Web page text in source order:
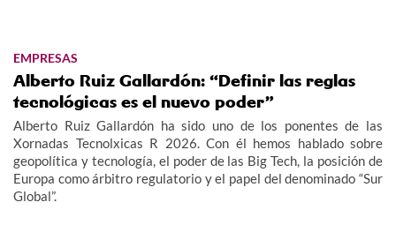
EMPRESAS
Alberto Ruiz Gallardón: “Definir las reglas
tecnológicas es el nuevo poder”
Alberto Ruiz Gallardón ha sido uno de los ponentes de las
Xornadas Tecnolxicas R 2026. Con él hemos hablado sobre
geopolítica y tecnología, el poder de las Big Tech, la posición de
Europa como árbitro regulatorio y el papel del denominado “Sur
Global”.